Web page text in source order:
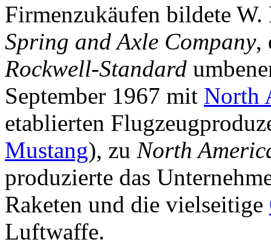
Firmenzukäufen bildete
Spring and Axle Company,
Rockwell-Standard
September 1967 mit North
etablierten
Mustang), zu North
produzierte das
Raketen und die vielseitige
Luftwaffe.